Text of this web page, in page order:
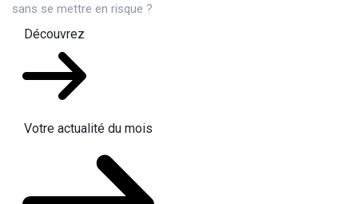
sans se mettre en risque ?
Découvrez
Votre actualité du mois